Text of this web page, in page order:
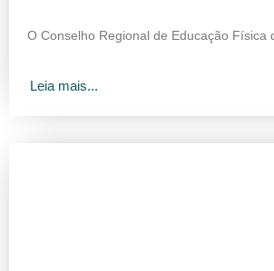
O Conselho Regional de Educação Física
Leia mais...